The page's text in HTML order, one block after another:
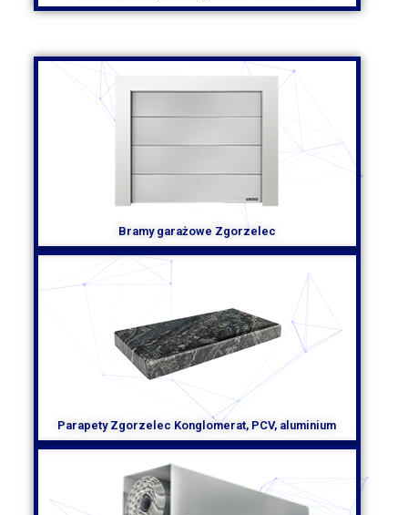
Bramy garażowe Zgorzelec
Parapety Zgorzelec Konglomerat, PCV, aluminium